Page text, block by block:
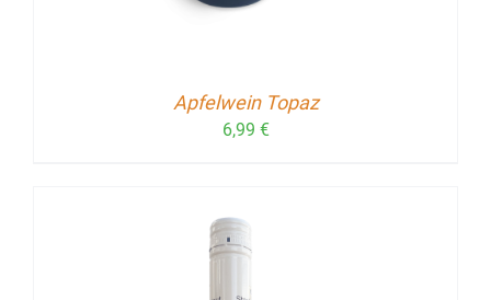
Apfelwein Topaz
6,99 €